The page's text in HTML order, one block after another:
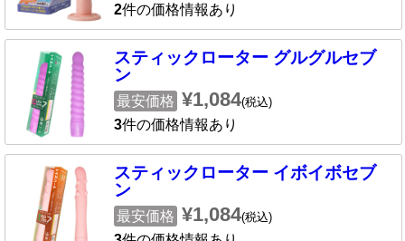
2件の価格情報あり
スティックローター グルグルセブ
ン
最安価格 ¥1,084(税込)
3件の価格情報あり
スティックローター イボイボセブ
ン
最安価格 ¥1,084(税込)